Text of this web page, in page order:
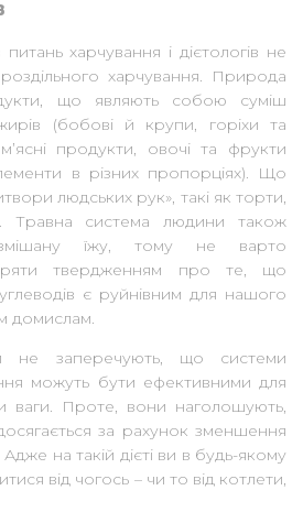
питань харчування і дієтологів не
харчування. Природа
що являють собою суміш
жирів (бобові й крупи, горіхи та
продукти, овочі та фрукти
в різних пропорціях). Що
людських рук», такі як торти,
Травна система людини також
їжу, тому не варто
твердженням про те, що
є руйнівним для нашого
домислам.
не заперечують, що системи
можуть бути ефективними для
ваги. Проте, вони наголошують,
за рахунок зменшення
Адже на такій дієті ви в будь-якому
від чогось – чи то від котлети,